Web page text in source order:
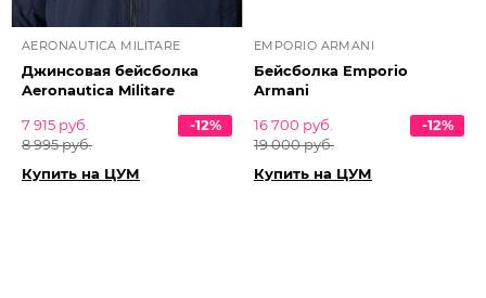
AERONAUTICA MILITARE
Джинсовая бейсболка
Aeronautica Militare
7 915 руб.
8 995 руб.
-12%
Купить на ЦУМ
EMPORIO ARMANI
Бейсболка Emporio
Armani
16 700 руб.
19 000 руб.
-12%
Купить на ЦУМ